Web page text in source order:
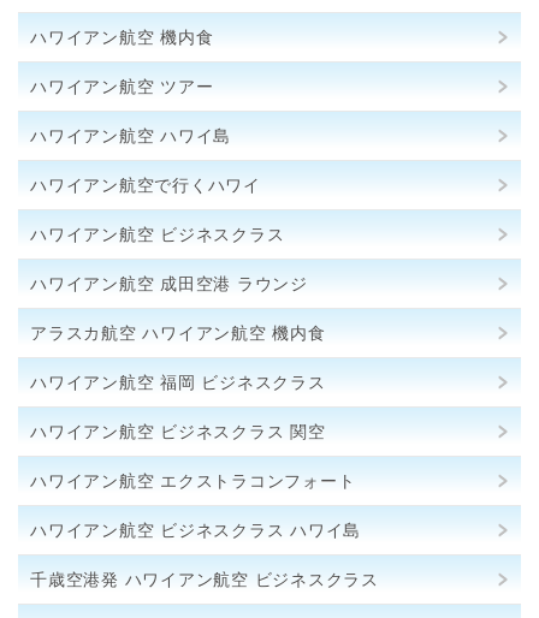
ハワイアン航空 機内食
ハワイアン航空 ツアー
ハワイアン航空 ハワイ島
ハワイアン航空で行くハワイ
ハワイアン航空 ビジネスクラス
ハワイアン航空 成田空港 ラウンジ
アラスカ航空 ハワイアン航空 機内食
ハワイアン航空 福岡 ビジネスクラス
ハワイアン航空 ビジネスクラス 関空
ハワイアン航空 エクストラコンフォート
ハワイアン航空 ビジネスクラス ハワイ島
千歳空港発 ハワイアン航空 ビジネスクラス